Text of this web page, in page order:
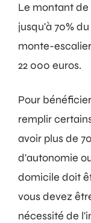
Le montant
jusqu'à 70%
monte-
22 000 euros.
Pour
remplir
avoir plus de
d'autonomie
domicile doit
vous devez
nécessité de